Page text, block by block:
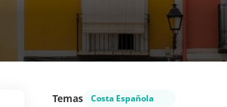
Temas Costa Española